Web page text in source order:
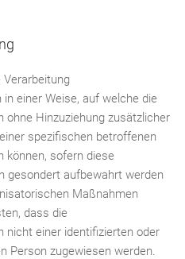
Verarbeitung
einer Weise, auf welche die
ohne Hinzuziehung zusätzlicher
spezifischen betroffenen
können, sofern diese
gesondert aufbewahrt werden
Maßnahmen
dass die
nicht einer identifizierten oder
Person zugewiesen werden.